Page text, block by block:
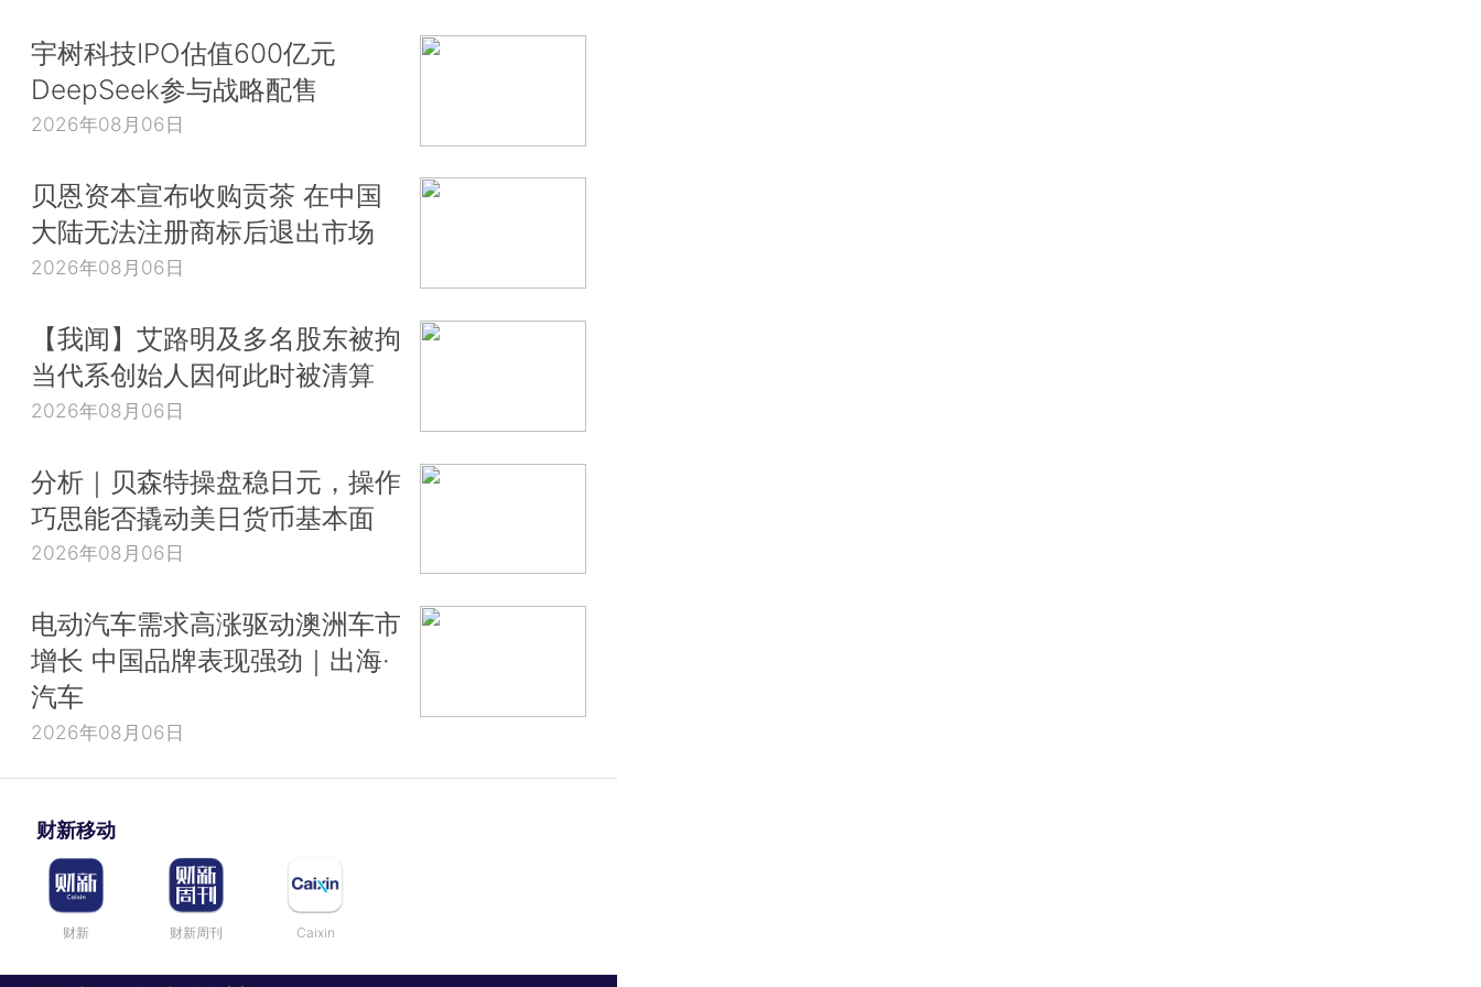
宇树科技IPO估值600亿元
DeepSeek参与战略配售
2026年08月06日
贝恩资本宣布收购贡茶 在中国
大陆无法注册商标后退出市场
2026年08月06日
【我闻】艾路明及多名股东被拘
当代系创始人因何此时被清算
2026年08月06日
分析｜贝森特操盘稳日元，操作
巧思能否撬动美日货币基本面
2026年08月06日
电动汽车需求高涨驱动澳洲车市
增长 中国品牌表现强劲｜出海·
汽车
2026年08月06日
财新移动
财新 财新周刊 Caixin